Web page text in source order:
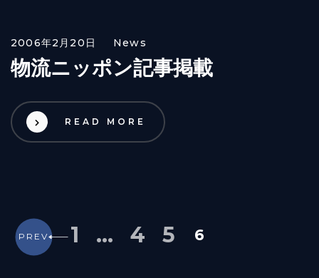
2006年2月20日 News
物流ニッポン記事掲載
READ MORE
PREV 1 … 4 5 6